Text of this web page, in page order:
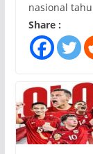
nasional
Share :